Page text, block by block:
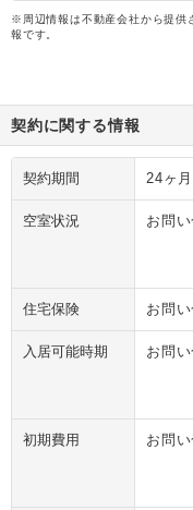
※周辺情報は不動産会社から提供
報です。
契約に関する情報
契約期間 24ヶ月
空室状況 お問
住宅保険 お問
入居可能時期 お問
初期費用 お問